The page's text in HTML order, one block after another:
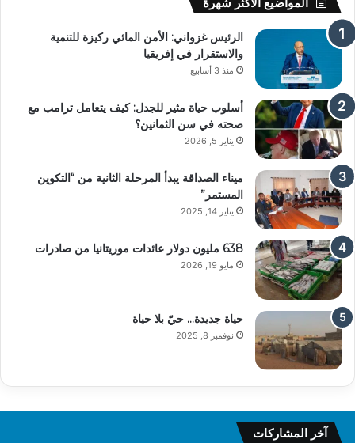
الرئيس غزواني: الأمن المائي ركيزة للتنمية
والاستقرار في إفريقيا
منذ 3 أسابيع
أسلوب حياة مثير للجدل: كيف يتعامل ترامب مع
صحته في سن الثمانين؟
يناير 5, 2026
ميناء الصداقة يبدأ المرحلة الثانية من “التكوين
المستمر”
يناير 14, 2025
638 مليون دولار عائدات موريتانيا من صادرات
مايو 19, 2026
حياة جديدة… حيّ بلا حياة
نوفمبر 8, 2025
آخر المشاركات